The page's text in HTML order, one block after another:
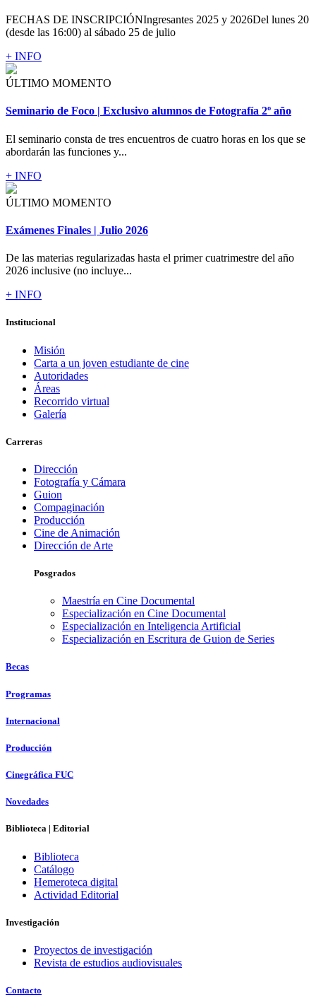
FECHAS DE INSCRIPCIÓNIngresantes 2025 y 2026Del lunes 20
(desde las 16:00) al sábado 25 de julio
+ INFO
ÚLTIMO MOMENTO
Seminario de Foco | Exclusivo alumnos de Fotografía 2º año
El seminario consta de tres encuentros de cuatro horas en los que se
abordarán las funciones y...
+ INFO
ÚLTIMO MOMENTO
Exámenes Finales | Julio 2026
De las materias regularizadas hasta el primer cuatrimestre del año
2026 inclusive (no incluye...
+ INFO
Institucional
Misión
Carta a un joven estudiante de cine
Autoridades
Áreas
Recorrido virtual
Galería
Carreras
Dirección
Fotografía y Cámara
Guion
Compaginación
Producción
Cine de Animación
Dirección de Arte
Posgrados
Maestría en Cine Documental
Especialización en Cine Documental
Especialización en Inteligencia Artificial
Especialización en Escritura de Guion de Series
Becas
Programas
Internacional
Producción
Cinegráfica FUC
Novedades
Biblioteca | Editorial
Biblioteca
Catálogo
Hemeroteca digital
Actividad Editorial
Investigación
Proyectos de investigación
Revista de estudios audiovisuales
Contacto